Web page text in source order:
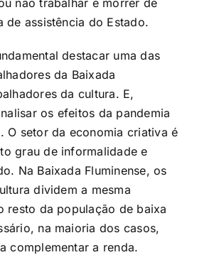
assistência do Estado.
destacar uma das
da Baixada
da cultura. E,
os efeitos da pandemia
O setor da economia criativa é
grau de informalidade e
Na Baixada Fluminense, os
dividem a mesma
resto da população de baixa
na maioria dos casos,
complementar a renda.